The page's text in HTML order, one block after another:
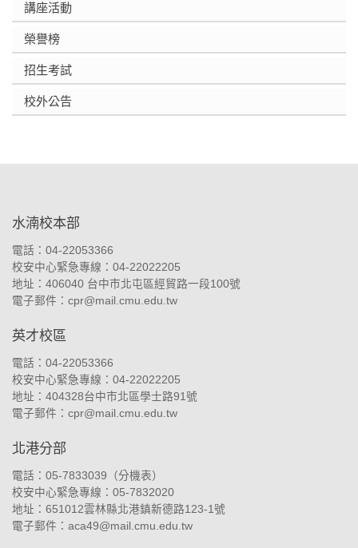
講座活動
榮譽榜
招生考試
校外公告
水湳校本部
電話：04-22053366
校安中心緊急專線：04-22022205
地址： 406040 台中市北屯區經貿路一段100號
電子郵件： cpr@mail.cmu.edu.tw
英才校區
電話：04-22053366
校安中心緊急專線：04-22022205
地址： 404328台中市北區學士路91號
電子郵件： cpr@mail.cmu.edu.tw
北港分部
電話：05-7833039（分機表）
校安中心緊急專線：05-7832020
地址： 651012雲林縣北港鎮新德路123-1號
電子郵件： aca49@mail.cmu.edu.tw